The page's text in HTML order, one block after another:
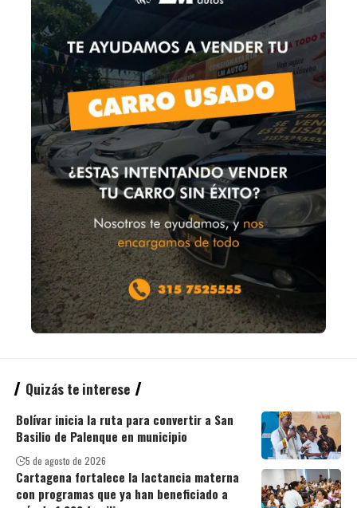
Quizás te interese
Bolívar inicia la ruta para convertir a San
Basilio de Palenque en municipio
5 de agosto de 2026
Cartagena fortalece la lactancia materna
con programas que ya han beneficiado a